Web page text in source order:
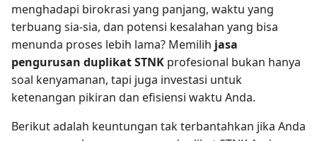
menghadapi birokrasi yang panjang, waktu yang
terbuang sia-sia, dan potensi kesalahan yang bisa
menunda proses lebih lama? Memilih jasa
pengurusan duplikat STNK profesional bukan hanya
soal kenyamanan, tapi juga investasi untuk
ketenangan pikiran dan efisiensi waktu Anda.
Berikut adalah keuntungan tak terbantahkan jika Anda